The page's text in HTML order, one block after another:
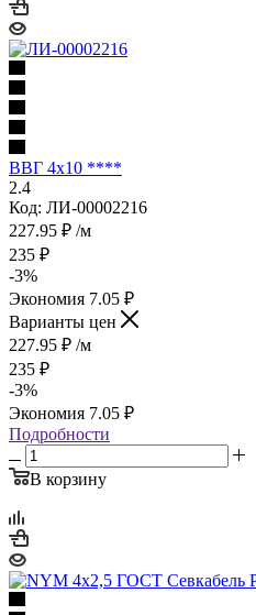
ВВГ 4х10 ****
2.4
Код: ЛИ-00002216
227.95 ₽ /м
235 ₽
-3%
Экономия 7.05 ₽
Варианты цен
227.95 ₽ /м
235 ₽
-3%
Экономия 7.05 ₽
Подробности
В корзину